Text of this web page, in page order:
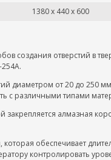
1380 x 440 x 600
создания отверстий в
диаметром от 20 до
с различными типами
алмазная
обеспечивает
контролировать